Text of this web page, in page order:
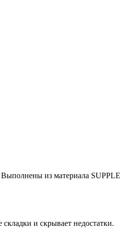
из материала
и скрывает недостатки.